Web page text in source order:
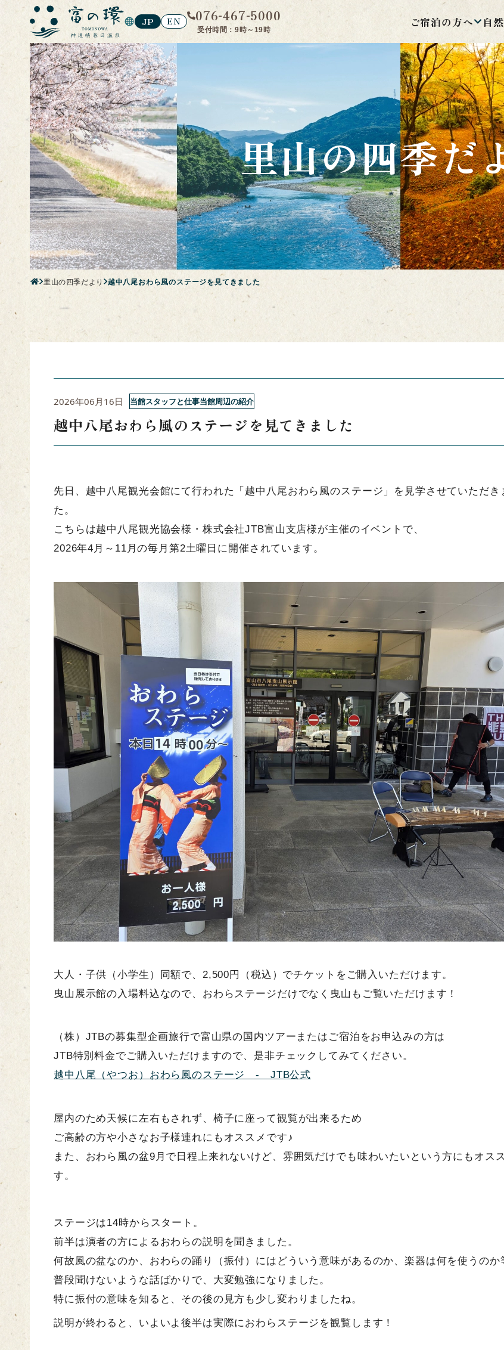
JP EN 076-467-5000
受付時間：9時～19時
ご宿泊の方へ 自
里山の四季だ
里山の四季だより 越中八尾おわら風のステージを見てきました
2026年06月16日 当館スタッフと仕事当館周辺の紹介
越中八尾おわら風のステージを見てきました
先日、越中八尾観光会館にて行われた「越中八尾おわら風のステージ」を見学させていただき
た。
こちらは越中八尾観光協会様・株式会社JTB富山支店様が主催のイベントで、
2026年4月～11月の毎月第2土曜日に開催されています。
大人・子供（小学生）同額で、2,500円（税込）でチケットをご購入いただけます。
曳山展示館の入場料込なので、おわらステージだけでなく曳山もご覧いただけます！
（株）JTBの募集型企画旅行で富山県の国内ツアーまたはご宿泊をお申込みの方は
JTB特別料金でご購入いただけますので、是非チェックしてみてください。
越中八尾（やつお）おわら風のステージ - JTB公式
屋内のため天候に左右もされず、椅子に座って観覧が出来るため
ご高齢の方や小さなお子様連れにもオススメです♪
また、おわら風の盆9月で日程上来れないけど、雰囲気だけでも味わいたいという方にもオス
す。
ステージは14時からスタート。
前半は演者の方によるおわらの説明を聞きました。
何故風の盆なのか、おわらの踊り（振付）にはどういう意味があるのか、楽器は何を使うのか
普段聞けないような話ばかりで、大変勉強になりました。
特に振付の意味を知ると、その後の見方も少し変わりましたね。
説明が終わると、いよいよ後半は実際におわらステージを観覧します！